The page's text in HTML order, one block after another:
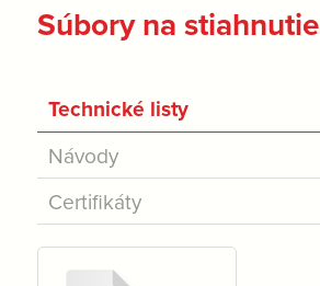
Súbory na stiahnutie
Technické listy
Návody
Certifikáty